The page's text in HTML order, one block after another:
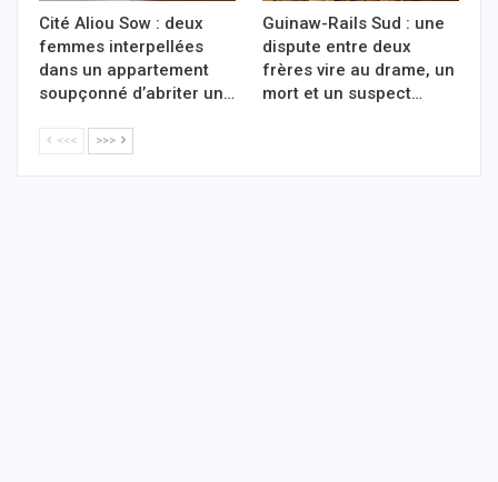
Cité Aliou Sow : deux
femmes interpellées
dans un appartement
soupçonné d’abriter un…
Guinaw-Rails Sud : une
dispute entre deux
frères vire au drame, un
mort et un suspect…
<<< >>>